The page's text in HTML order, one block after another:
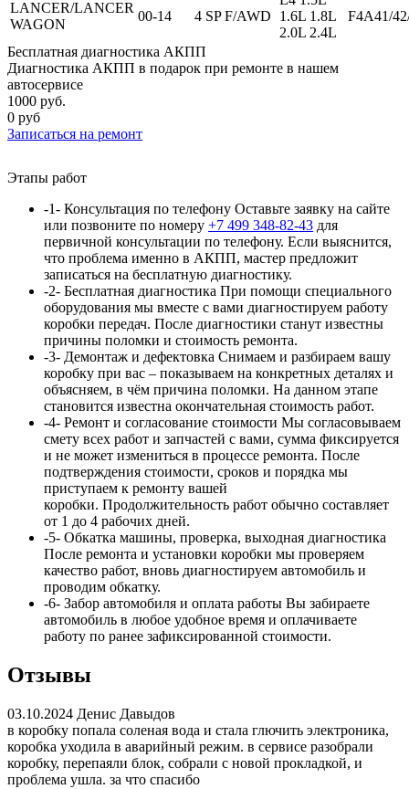
LANCER/LANCER
WAGON
00-14 4 SP F/AWD
1.6L 1.8L
2.0L 2.4L
F4A41/
Бесплатная диагностика АКПП
Диагностика АКПП в подарок при ремонте в нашем
автосервисе
1000 руб.
0 руб
Записаться на ремонт
Этапы работ
-1- Консультация по телефону Оставьте заявку на сайте
или позвоните по номеру +7 499 348-82-43 для
первичной консультации по телефону. Если выяснится,
что проблема именно в АКПП, мастер предложит
записаться на бесплатную диагностику.
-2- Бесплатная диагностика При помощи специального
оборудования мы вместе с вами диагностируем работу
коробки передач. После диагностики станут известны
причины поломки и стоимость ремонта.
-3- Демонтаж и дефектовка Снимаем и разбираем вашу
коробку при вас – показываем на конкретных деталях и
объясняем, в чём причина поломки. На данном этапе
становится известна окончательная стоимость работ.
-4- Ремонт и согласование стоимости Мы согласовываем
смету всех работ и запчастей с вами, сумма фиксируется
и не может измениться в процессе ремонта. После
подтверждения стоимости, сроков и порядка мы
приступаем к ремонту вашей
коробки. Продолжительность работ обычно составляет
от 1 до 4 рабочих дней.
-5- Обкатка машины, проверка, выходная диагностика
После ремонта и установки коробки мы проверяем
качество работ, вновь диагностируем автомобиль и
проводим обкатку.
-6- Забор автомобиля и оплата работы Вы забираете
автомобиль в любое удобное время и оплачиваете
работу по ранее зафиксированной стоимости.
Отзывы
03.10.2024 Денис Давыдов
в коробку попала соленая вода и стала глючить электроника,
коробка уходила в аварийный режим. в сервисе разобрали
коробку, перепаяли блок, собрали с новой прокладкой, и
проблема ушла. за что спасибо